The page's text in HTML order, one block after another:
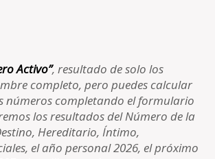
Activo”, resultado de solo los
completo, pero puedes calcular
números completando el formulario
los resultados del Número de la
Hereditario, Íntimo,
el año personal 2026, el próximo